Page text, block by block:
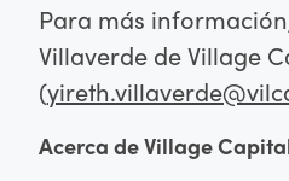
Para más
Villaverde de Village
(
Acerca de Village